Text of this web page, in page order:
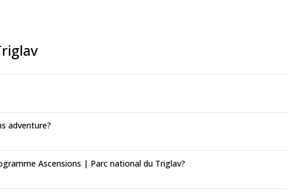
adventure?
Ascensions | Parc national du Triglav?